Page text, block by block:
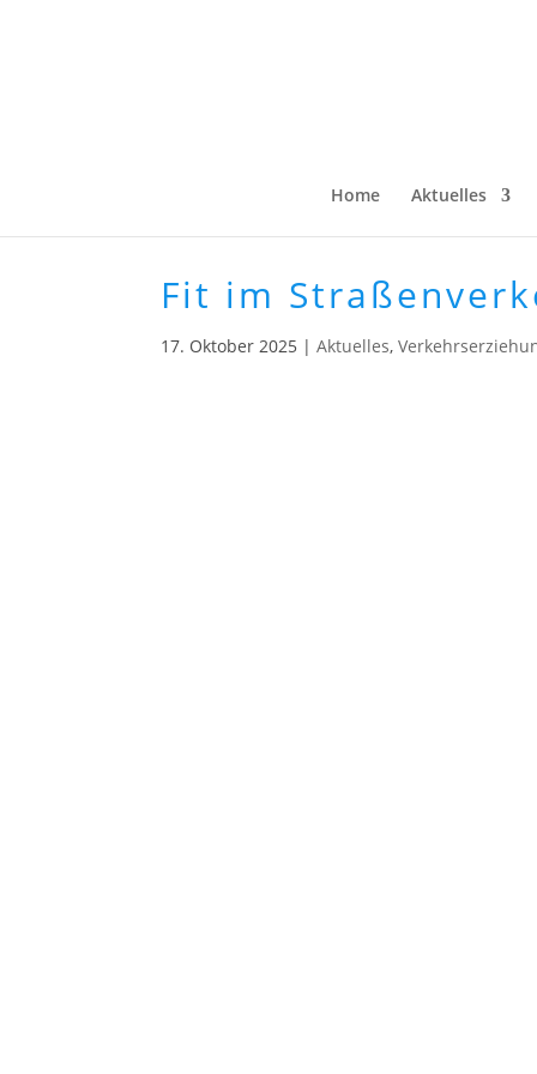
Home Aktuelles
Fit im
17. Oktober 2025 |Aktuelles,